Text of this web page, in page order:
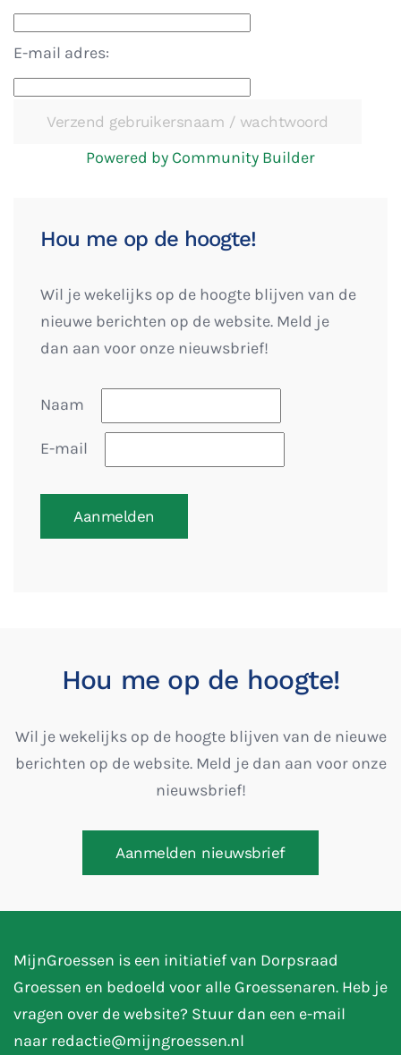
E-mail adres:
Powered by Community Builder
Hou me op de hoogte!
Wil je wekelijks op de hoogte blijven van de
nieuwe berichten op de website. Meld je
dan aan voor onze nieuwsbrief!
Naam
E-mail
Aanmelden
Hou me op de hoogte!
Wil je wekelijks op de hoogte blijven van de nieuwe
berichten op de website. Meld je dan aan voor onze
nieuwsbrief!
Aanmelden nieuwsbrief
MijnGroessen is een initiatief van Dorpsraad
Groessen en bedoeld voor alle Groessenaren. Heb je
vragen over de website? Stuur dan een e-mail
naar redactie@mijngroessen.nl